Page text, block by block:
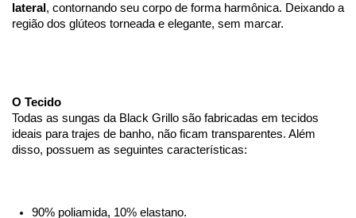
lateral , contornando seu corpo de forma harmônica. Deixando a
região dos glúteos torneada e elegante, sem marcar.
O Tecido
Todas as sungas da Black Grillo são fabricadas em tecidos
ideais para trajes de banho, não ficam transparentes. Além
disso, possuem as seguintes características:
90% poliamida, 10% elastano.